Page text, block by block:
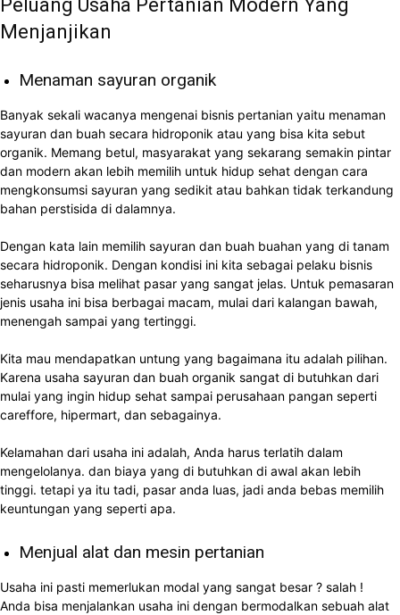
Peluang Usaha Pertanian Modern Yang
Menjanjikan
Menaman sayuran organik
Banyak sekali wacanya mengenai bisnis pertanian yaitu menaman
sayuran dan buah secara hidroponik atau yang bisa kita sebut
organik. Memang betul, masyarakat yang sekarang semakin pintar
dan modern akan lebih memilih untuk hidup sehat dengan cara
mengkonsumsi sayuran yang sedikit atau bahkan tidak terkandung
bahan perstisida di dalamnya.
Dengan kata lain memilih sayuran dan buah buahan yang di tanam
secara hidroponik. Dengan kondisi ini kita sebagai pelaku bisnis
seharusnya bisa melihat pasar yang sangat jelas. Untuk pemasaran
jenis usaha ini bisa berbagai macam, mulai dari kalangan bawah,
menengah sampai yang tertinggi.
Kita mau mendapatkan untung yang bagaimana itu adalah pilihan.
Karena usaha sayuran dan buah organik sangat di butuhkan dari
mulai yang ingin hidup sehat sampai perusahaan pangan seperti
careffore, hipermart, dan sebagainya.
Kelamahan dari usaha ini adalah, Anda harus terlatih dalam
mengelolanya. dan biaya yang di butuhkan di awal akan lebih
tinggi. tetapi ya itu tadi, pasar anda luas, jadi anda bebas memilih
keuntungan yang seperti apa.
Menjual alat dan mesin pertanian
Usaha ini pasti memerlukan modal yang sangat besar ? salah !
Anda bisa menjalankan usaha ini dengan bermodalkan sebuah alat